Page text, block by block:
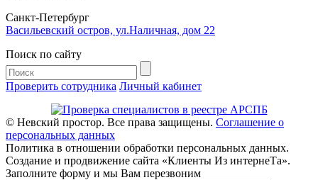
Cанкт-Петербург
Васильевский остров, ул.Наличная, дом 22
Поиск по сайту
Проверить сотрудника Личный кабинет
© Невский простор. Все права защищены. Соглашение о
персональных данных
Политика в отношении обработки персональных данных.
Создание и продвижение сайта «Клиенты Из интернеТа».
Заполните форму и мы Вам перезвоним